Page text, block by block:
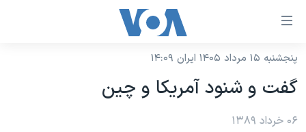
لینکهای
دسترسی
جهش
محتوای
نسخه سبک وب‌سایت
موضوع ها
پنجشنبه ۱۵ مرداد ۱۴۰۵ ایران ۱۴:۰۹
گفت و شنود آمریکا و چین
۰۶ خرداد ۱۳۸۹